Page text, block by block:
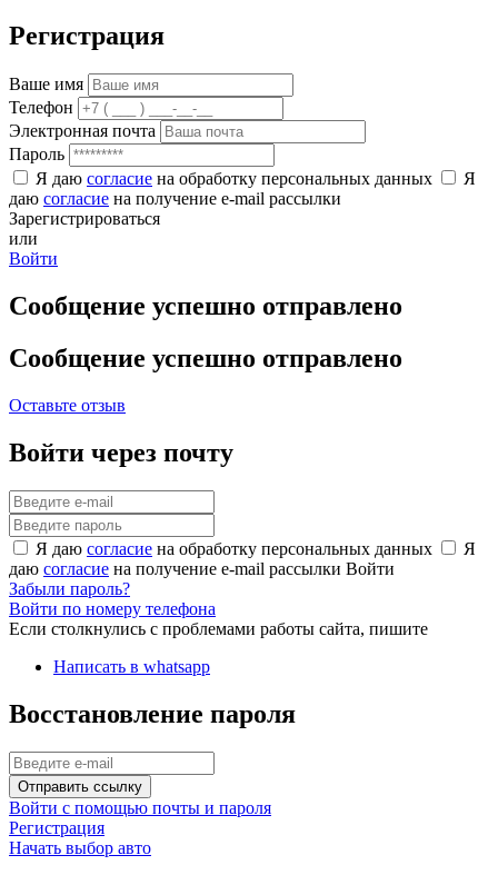
Регистрация
Ваше имя
Телефон
Электронная почта
Пароль
Я даю согласие на обработку персональных данных
Я
даю согласие на получение e-mail рассылки
Зарегистрироваться
или
Войти
Сообщение успешно отправлено
Сообщение успешно отправлено
Оставьте отзыв
Войти через почту
Я даю согласие на обработку персональных данных
Я
даю согласие на получение e-mail рассылки Войти
Забыли пароль?
Войти по номеру телефона
Если столкнулись с проблемами работы сайта, пишите
Написать в whatsapp
Восстановление пароля
Отправить ссылку
Войти с помощью почты и пароля
Регистрация
Начать выбор авто